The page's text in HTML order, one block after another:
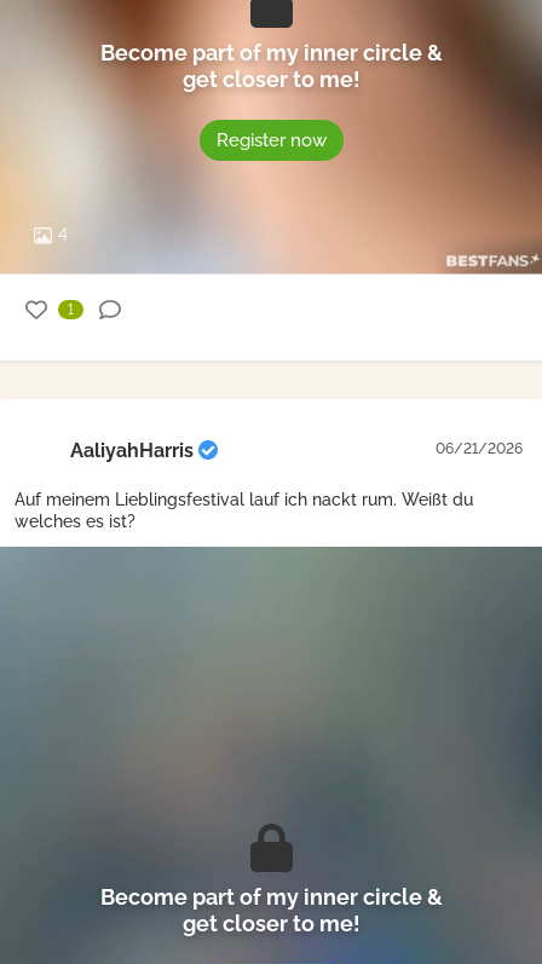
4
Become part of my inner circle &
get closer to me!
Register now
1
AaliyahHarris 06/21/2026
Auf meinem Lieblingsfestival lauf ich nackt rum. Weißt du
welches es ist?
Become part of my inner circle &
get closer to me!